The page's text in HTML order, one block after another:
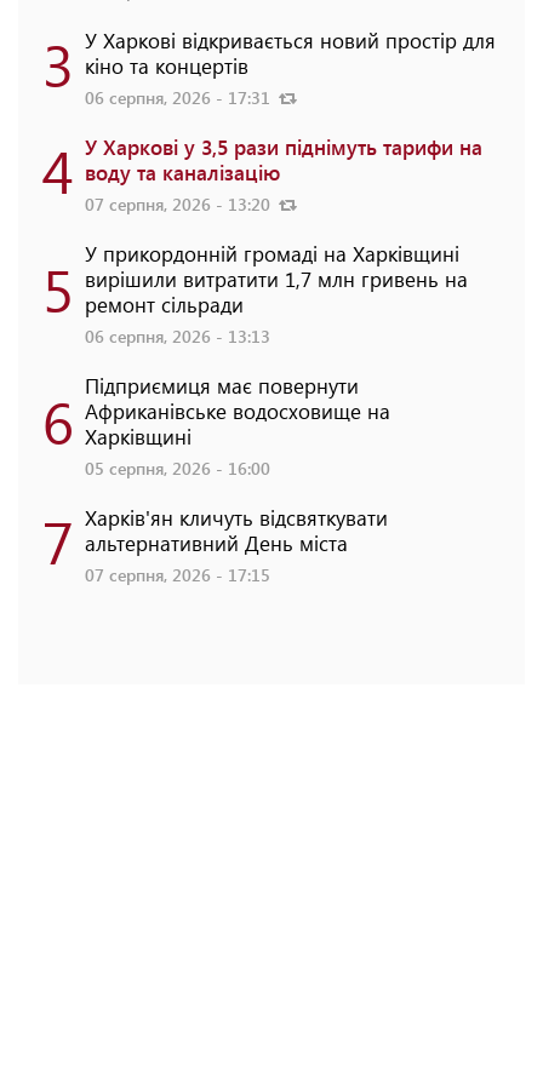
3 У Харкові відкривається новий простір для
кіно та концертів
06 серпня, 2026 - 17:31
4 У Харкові у 3,5 рази піднімуть тарифи на
воду та каналізацію
07 серпня, 2026 - 13:20
5 У прикордонній громаді на Харківщині
вирішили витратити 1,7 млн гривень на
ремонт сільради
06 серпня, 2026 - 13:13
6 Підприємиця має повернути
Африканівське водосховище на
Харківщині
05 серпня, 2026 - 16:00
7 Харків'ян кличуть відсвяткувати
альтернативний День міста
07 серпня, 2026 - 17:15